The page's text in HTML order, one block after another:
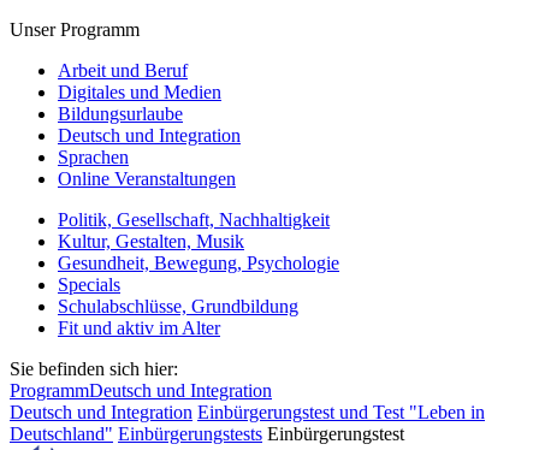
Unser Programm
Arbeit und Beruf
Digitales und Medien
Bildungsurlaube
Deutsch und Integration
Sprachen
Online Veranstaltungen
Politik, Gesellschaft, Nachhaltigkeit
Kultur, Gestalten, Musik
Gesundheit, Bewegung, Psychologie
Specials
Schulabschlüsse, Grundbildung
Fit und aktiv im Alter
Sie befinden sich hier:
ProgrammDeutsch und Integration
Deutsch und Integration Einbürgerungstest und Test "Leben in
Deutschland" Einbürgerungstests Einbürgerungstest